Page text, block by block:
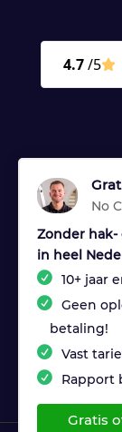
No
Zonder
in heel
10+ jaar
Geen
betaling!
Vast
Rapport
Gratis